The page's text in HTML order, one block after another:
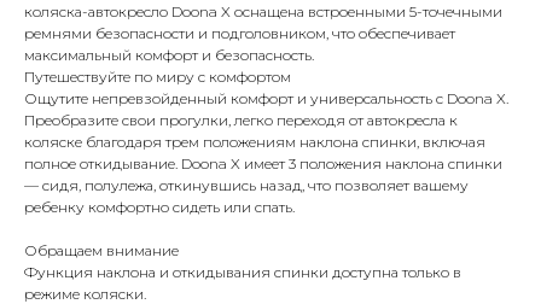
коляска-автокресло Doona X оснащена встроенными 5-точечными
ремнями безопасности и подголовником, что обеспечивает
максимальный комфорт и безопасность.
Путешествуйте по миру с комфортом
Ощутите непревзойденный комфорт и универсальность с Doona X.
Преобразите свои прогулки, легко переходя от автокресла к
коляске благодаря трем положениям наклона спинки, включая
полное откидывание. Doona X имеет 3 положения наклона спинки
— сидя, полулежа, откинувшись назад, что позволяет вашему
ребенку комфортно сидеть или спать.
Обращаем внимание
Функция наклона и откидывания спинки доступна только в
режиме коляски.